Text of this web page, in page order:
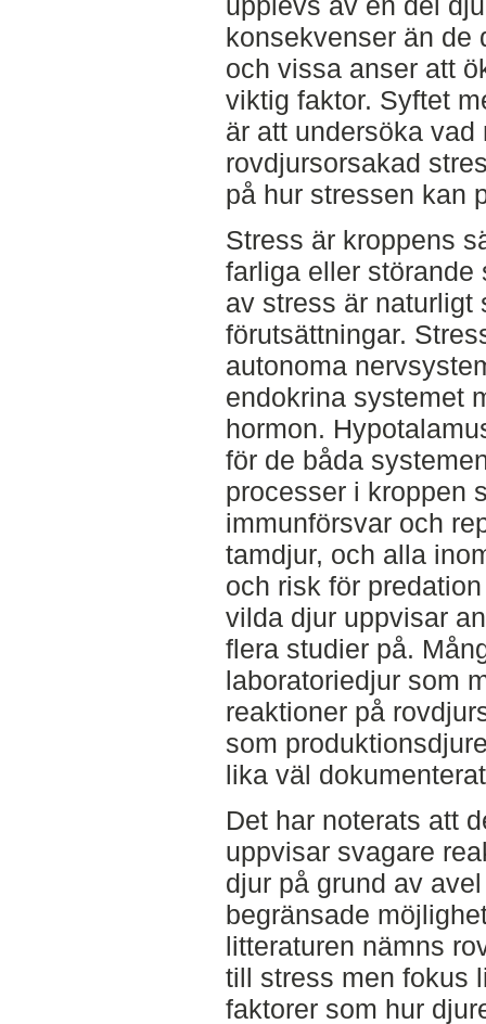
konsekvenser än de
och vissa anser att
viktig faktor. Syftet
är att undersöka
rovdjursorsakad
på hur stressen kan
Stress är kroppens
farliga eller störande
av stress är naturligt
förutsättningar.
autonoma
endokrina systemet
hormon.
för de båda
processer i kroppen
immunförsvar och
tamdjur, och alla
och risk för
vilda djur uppvisar
flera studier på.
laboratoriedjur som
reaktioner på
som
lika väl
Det har noterats att
uppvisar svagare
djur på grund av
begränsade
litteraturen nämns
till stress men fokus
faktorer som hur